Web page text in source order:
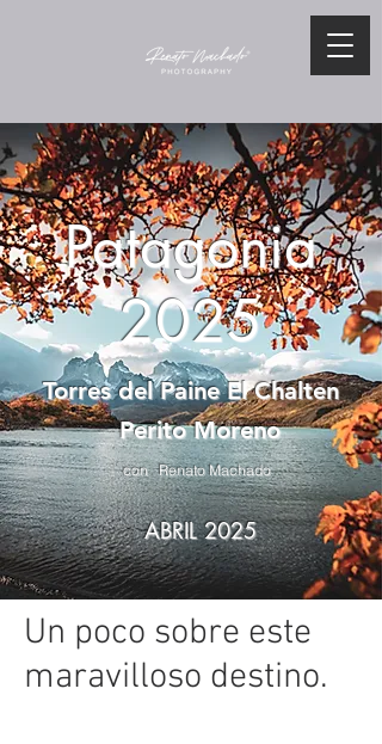
Patagonia
2025
Torres del Paine El Chalten
Perito Moreno
con Renato Machado
ABRIL 2025
Un poco sobre este
maravilloso destino.